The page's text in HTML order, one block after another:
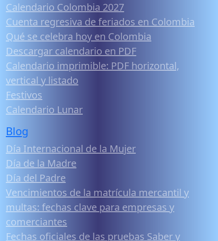
Calendario Colombia 2027
Cuenta regresiva de feriados en Colombia
Qué se celebra hoy en Colombia
Descargar calendario en PDF
Calendario imprimible: PDF horizontal,
vertical y listado
Festivos
Calendario Lunar
Blog
Día Internacional de la Mujer
Día de la Madre
Día del Padre
Vencimientos de la matrícula mercantil y
multas: fechas clave para empresas y
comerciantes
Fechas oficiales de las pruebas Saber y